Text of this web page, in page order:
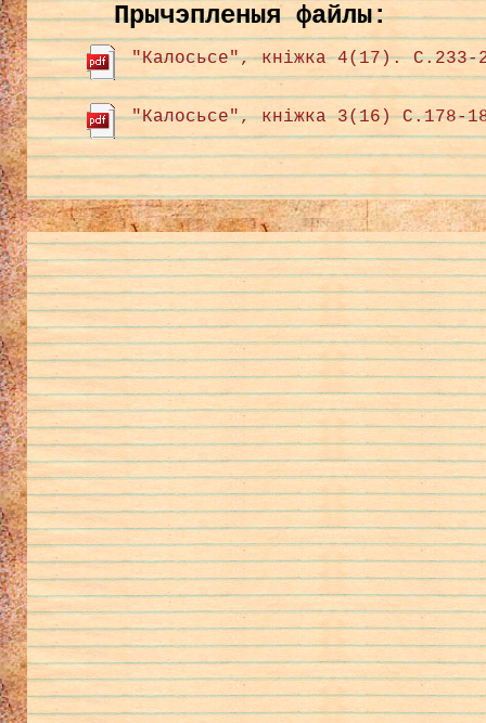
Прычэпленыя файлы:
"Калосьсе", кніжка 4(17). С.233-
"Калосьсе", кніжка 3(16) С.178-